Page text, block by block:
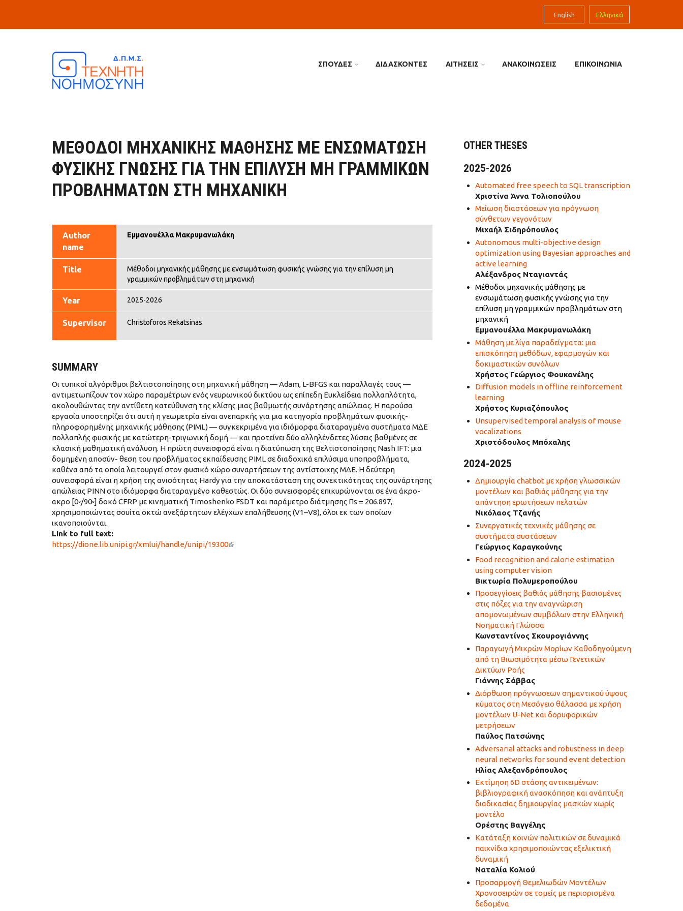
English Ελληνικά
ΣΠΟΥΔΕΣ ΔΙΔΑΣΚΟΝΤΕΣ ΑΙΤΗΣΕΙΣ ΑΝΑΚΟΙΝΩΣΕΙΣ ΕΠΙΚΟΙΝΩΝΙΑ
ΜΈΘΟΔΟΙ ΜΗΧΑΝΙΚΉΣ ΜΆΘΗΣΗΣ ΜΕ ΕΝΣΩΜΆΤΩΣΗ
ΦΥΣΙΚΉΣ ΓΝΏΣΗΣ ΓΙΑ ΤΗΝ ΕΠΊΛΥΣΗ ΜΗ ΓΡΑΜΜΙΚΏΝ
ΠΡΟΒΛΗΜΆΤΩΝ ΣΤΗ ΜΗΧΑΝΙΚΉ
Author
name
Εμμανουέλλα Μακρυμανωλάκη
Title
Μέθοδοι μηχανικής μάθησης με ενσωμάτωση φυσικής γνώσης για την επίλυση μη
γραμμικών προβλημάτων στη μηχανική
Year 2025-2026
Supervisor Christoforos Rekatsinas
SUMMARY
Οι τυπικοί αλγόριθμοι βελτιστοποίησης στη μηχανική μάθηση — Adam, L-BFGS και παραλλαγές τους —
αντιμετωπίζουν τον χώρο παραμέτρων ενός νευρωνικού δικτύου ως επίπεδη Ευκλείδεια πολλαπλότητα,
ακολουθώντας την αντίθετη κατεύθυνση της κλίσης μιας βαθμωτής συνάρτησης απώλειας. Η παρούσα
εργασία υποστηρίζει ότι αυτή η γεωμετρία είναι ανεπαρκής για μια κατηγορία προβλημάτων φυσικής-
πληροφορημένης μηχανικής μάθησης (PIML) — συγκεκριμένα για ιδιόμορφα διαταραγμένα συστήματα ΜΔΕ
πολλαπλής φυσικής με κατώτερη-τριγωνική δομή — και προτείνει δύο αλληλένδετες λύσεις βαθμένες σε
κλασική μαθηματική ανάλυση. Η πρώτη συνεισφορά είναι η διατύπωση της Βελτιστοποίησης Nash IFT: μια
δομημένη αποσύν- θεση του προβλήματος εκπαίδευσης PIML σε διαδοχικά επιλύσιμα υποπροβλήματα,
καθένα από τα οποία λειτουργεί στον φυσικό χώρο συναρτήσεων της αντίστοιχης ΜΔΕ. Η δεύτερη
συνεισφορά είναι η χρήση της ανισότητας Hardy για την αποκατάσταση της συνεκτικότητας της συνάρτησης
απώλειας PINN στο ιδιόμορφα διαταραγμένο καθεστώς. Οι δύο συνεισφορές επικυρώνονται σε ένα άκρο-
ακρο [0◦/90◦] δοκό CFRP με κινηματική Timoshenko FSDT και παράμετρο διάτμησης Πs = 206.897,
χρησιμοποιώντας σουίτα οκτώ ανεξάρτητων ελέγχων επαλήθευσης (V1–V8), όλοι εκ των οποίων
ικανοποιούνται.
Link to full text:
https://dione.lib.unipi.gr/xmlui/handle/unipi/19300(link is external)
OTHER THESES
2025-2026
Automated free speech to SQL transcription
Χριστίνα Άννα Τολιοπούλου
Μείωση διαστάσεων για πρόγνωση
σύνθετων γεγονότων
Μιχαήλ Σιδηρόπουλος
Autonomous multi-objective design
optimization using Bayesian approaches and
active learning
Αλέξανδρος Νταγιαντάς
Μέθοδοι μηχανικής μάθησης με
ενσωμάτωση φυσικής γνώσης για την
επίλυση μη γραμμικών προβλημάτων στη
μηχανική
Εμμανουέλλα Μακρυμανωλάκη
Μάθηση με λίγα παραδείγματα: μια
επισκόπηση μεθόδων, εφαρμογών και
δοκιμαστικών συνόλων
Χρήστος Γεώργιος Φουκανέλης
Diffusion models in offline reinforcement
learning
Χρήστος Κυριαζόπουλος
Unsupervised temporal analysis of mouse
vocalizations
Χριστόδουλος Μπόχαλης
2024-2025
Δημιουργία chatbot με χρήση γλωσσικών
μοντέλων και βαθιάς μάθησης για την
απάντηση ερωτήσεων πελατών
Νικόλαος Τζανής
Συνεργατικές τεχνικές μάθησης σε
συστήματα συστάσεων
Γεώργιος Καραγκούνης
Food recognition and calorie estimation
using computer vision
Βικτωρία Πολυμεροπούλου
Προσεγγίσεις βαθιάς μάθησης βασισμένες
στις πόζες για την αναγνώριση
απομονωμένων συμβόλων στην Ελληνική
Νοηματική Γλώσσα
Κωνσταντίνος Σκουρογιάννης
Παραγωγή Μικρών Μορίων Καθοδηγούμενη
από τη Βιωσιμότητα μέσω Γενετικών
Δικτύων Ροής
Γιάννης Σάββας
Διόρθωση πρόγνωσεων σημαντικού ύψους
κύματος στη Μεσόγειο θάλασσα με χρήση
μοντέλων U-Net και δορυφορικών
μετρήσεων
Παύλος Πατσώνης
Adversarial attacks and robustness in deep
neural networks for sound event detection
Ηλίας Αλεξανδρόπουλος
Εκτίμηση 6D στάσης αντικειμένων:
βιβλιογραφική ανασκόπηση και ανάπτυξη
διαδικασίας δημιουργίας μασκών χωρίς
μοντέλο
Ορέστης Βαγγέλης
Κατάταξη κοινών πολιτικών σε δυναμικά
παιχνίδια χρησιμοποιώντας εξελικτική
δυναμική
Ναταλία Κολιού
Προσαρμογή Θεμελιωδών Μοντέλων
Χρονοσειρών σε τομείς με περιορισμένα
δεδομένα